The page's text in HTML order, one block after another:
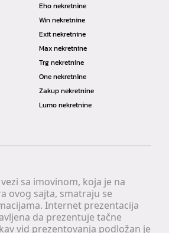
sa imovinom, koja je na
ovog sajta, smatraju se
Internet prezentacija
da prezentuje tačne
vid prezentovanja podložan je
Eho nekretnine
Win nekretnine
Exit nekretnine
Max nekretnine
Trg nekretnine
One nekretnine
Zakup nekretnine
Lumo nekretnine